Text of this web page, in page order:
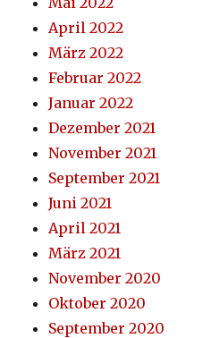
April 2022
März 2022
Februar 2022
Januar 2022
Dezember 2021
November 2021
September 2021
Juni 2021
April 2021
März 2021
November 2020
Oktober 2020
September 2020